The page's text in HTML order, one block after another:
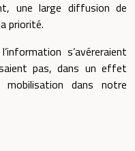
une large diffusion de
priorité.
s’avéreraient
pas, dans un effet
dans notre